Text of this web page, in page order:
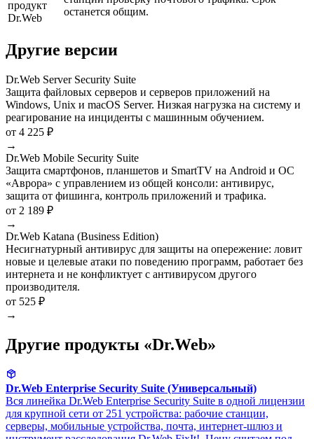
продукт
Dr.Web
останется общим.
Другие версии
Dr.Web Server Security Suite
Защита файловых серверов и серверов приложений на
Windows, Unix и macOS Server. Низкая нагрузка на систему и
реагирование на инциденты с машинным обучением.
от 4 225 ₽
→
Dr.Web Mobile Security Suite
Защита смартфонов, планшетов и SmartTV на Android и ОС
«Аврора» с управлением из общей консоли: антивирус,
защита от фишинга, контроль приложений и трафика.
от 2 189 ₽
→
Dr.Web Katana (Business Edition)
Несигнатурный антивирус для защиты на опережение: ловит
новые и целевые атаки по поведению программ, работает без
интернета и не конфликтует с антивирусом другого
производителя.
от 525 ₽
→
Другие продукты «Dr.Web»
Dr.Web Enterprise Security Suite (Универсальный)
Вся линейка Dr.Web Enterprise Security Suite в одной лицензии
для крупной сети от 251 устройства: рабочие станции,
серверы, мобильные устройства, почта, интернет-шлюз и